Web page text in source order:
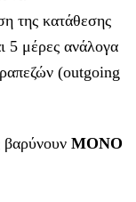
της κατάθεσης
5 μέρες ανάλογα
(outgoing
βαρύνουν MONO